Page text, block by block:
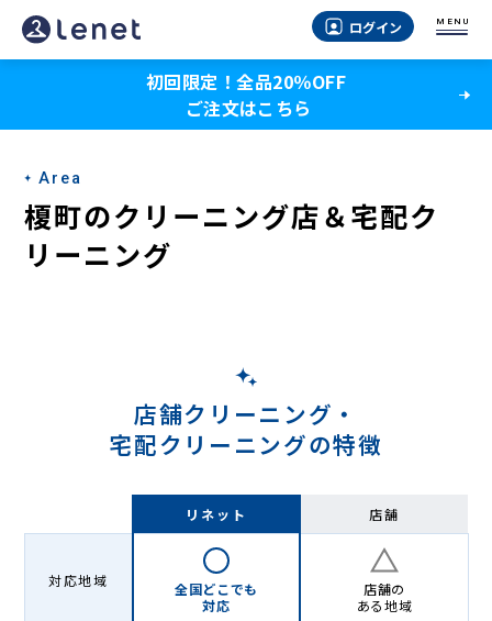
榎
町
宅
配
ク
Lenet〈リ
ネ
ログイン MENU
初回限定！全品20％OFF
ご注文はこちら
Area
榎町のクリーニング店＆宅配ク
リーニング
店舗クリーニング・
宅配クリーニングの特徴
リネット 店舗
対応地域
全国どこでも
対応
店舗の
ある地域